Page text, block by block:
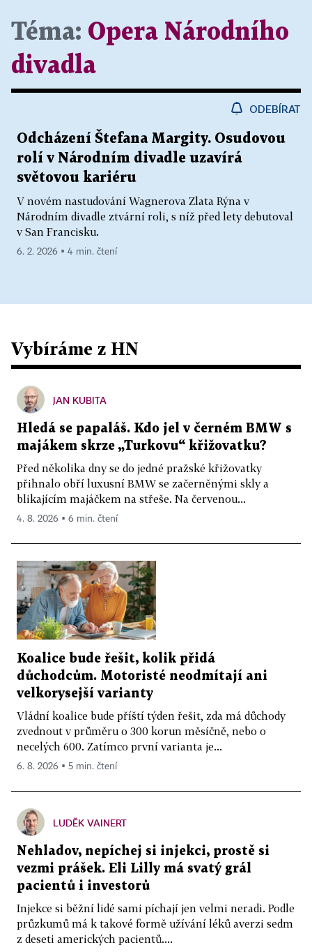
Téma: Opera Národního
divadla
ODEBÍRAT
Odcházení Štefana Margity. Osudovou
rolí v Národním divadle uzavírá
světovou kariéru
V novém nastudování Wagnerova Zlata Rýna v
Národním divadle ztvární roli, s níž před lety debutoval
v San Francisku.
6. 2. 2026 ▪ 4 min. čtení
Vybíráme z HN
JAN KUBITA
Hledá se papaláš. Kdo jel v černém BMW s
majákem skrze „Turkovu“ křižovatku?
Před několika dny se do jedné pražské křižovatky
přihnalo obří luxusní BMW se začerněnými skly a
blikajícím majáčkem na střeše. Na červenou...
4. 8. 2026 ▪ 6 min. čtení
Koalice bude řešit, kolik přidá
důchodcům. Motoristé neodmítají ani
velkorysejší varianty
Vládní koalice bude příští týden řešit, zda má důchody
zvednout v průměru o 300 korun měsíčně, nebo o
necelých 600. Zatímco první varianta je...
6. 8. 2026 ▪ 5 min. čtení
LUDĚK VAINERT
Nehladov, nepíchej si injekci, prostě si
vezmi prášek. Eli Lilly má svatý grál
pacientů i investorů
Injekce si běžní lidé sami píchají jen velmi neradi. Podle
průzkumů má k takové formě užívání léků averzi sedm
z deseti amerických pacientů....